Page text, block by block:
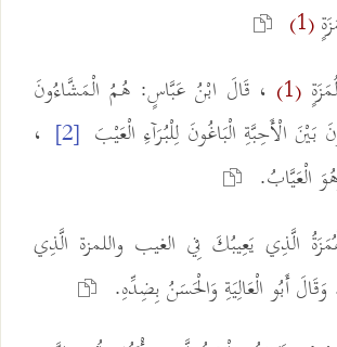
(1)
(1)
، قَالَ ابْنُ عَبَّاسٍ: هُمُ الْمَشَّاءُونَ
بَيْنَ الْأَحِبَّةِ الْبَاغُونَ لِلْبُرَآءِ الْعَيْبَ [2]
،
الْعَيَّابُ.
الَّذِي يَعِيبُكَ فِي الغيب واللمزة الَّذِي
أَبُو الْعَالِيَةِ وَالْحَسَنُ بِضِدِّهِ.